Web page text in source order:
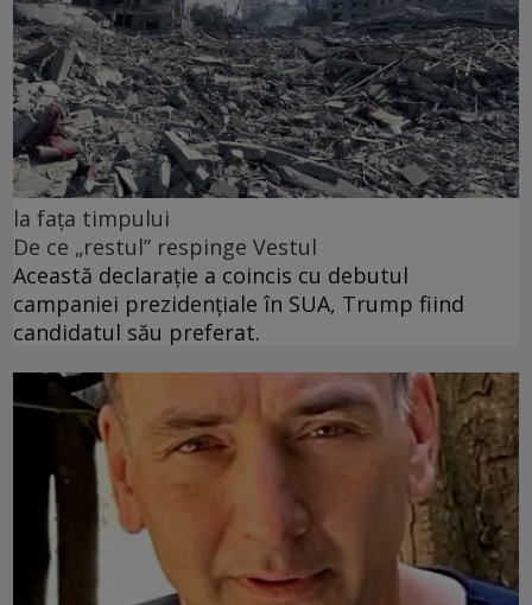
la fața timpului
De ce „restul” respinge Vestul
Această declarație a coincis cu debutul
campaniei prezidențiale în SUA, Trump fiind
candidatul său preferat.